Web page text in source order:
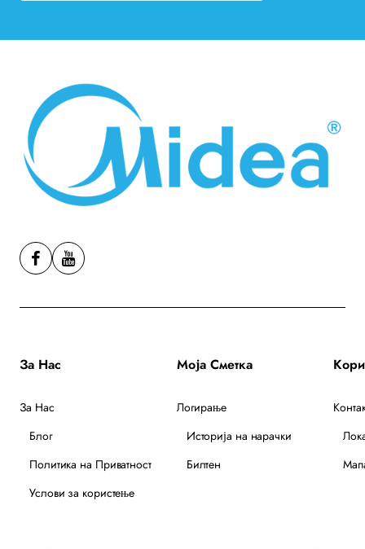
За Нас
За Нас
Блог
Политика на Приватност
Услови за користење
Моја Сметка
Логирање
Историја на нарачки
Билтен